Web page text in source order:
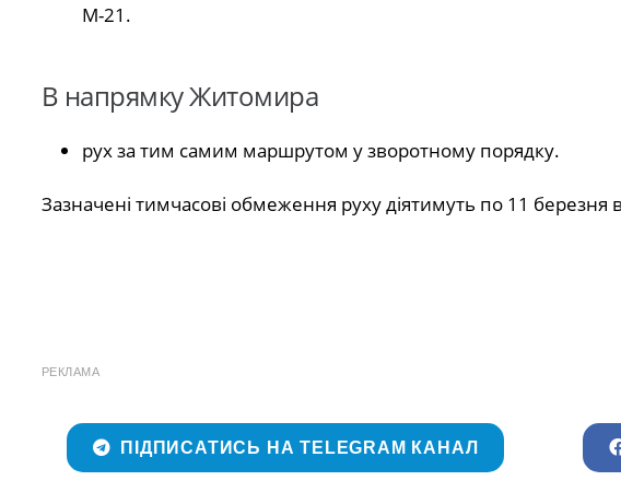
М-21.
В напрямку Житомира
рух за тим самим маршрутом у зворотному порядку.
Зазначені тимчасові обмеження руху діятимуть по 11 березня
РЕКЛАМА
ПІДПИСАТИСЬ НА TELEGRAM КАНАЛ